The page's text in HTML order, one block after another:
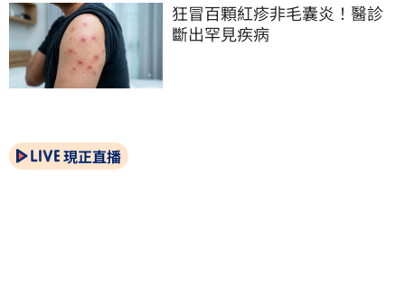
狂冒百顆紅疹非毛囊炎！醫診
斷出罕見疾病
現正直播